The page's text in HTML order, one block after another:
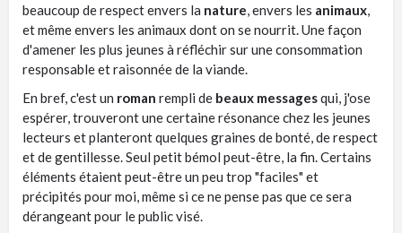
beaucoup de respect envers la nature , envers les animaux
et même envers les animaux dont on se nourrit. Une façon
d'amener les plus jeunes à réfléchir sur une consommation
responsable et raisonnée de la viande.
En bref, c'est un roman rempli de beaux messagesqui, j'ose
espérer, trouveront une certaine résonance chez les jeunes
lecteurs et planteront quelques graines de bonté, de respect
et de gentillesse. Seul petit bémol peut-être, la fin. Certains
éléments étaient peut-être un peu trop "faciles" et
précipités pour moi, même si ce ne pense pas que ce sera
dérangeant pour le public visé.